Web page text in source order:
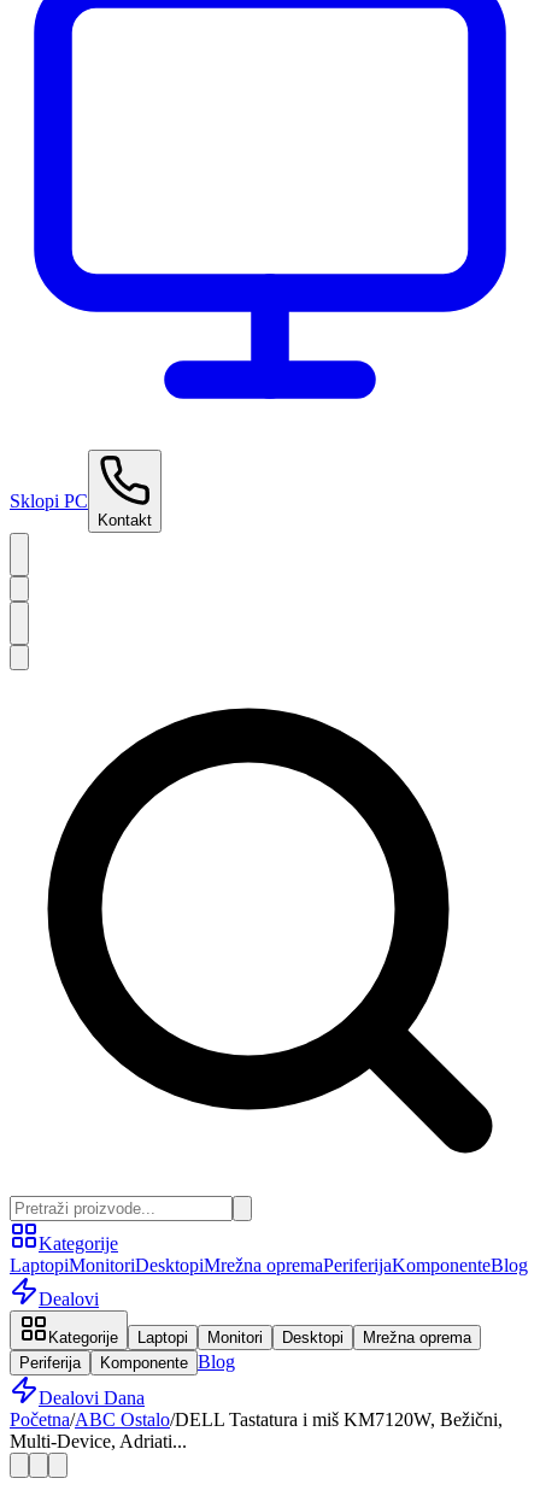
Sklopi PC
Kontakt
Kategorije
LaptopiMonitoriDesktopiMrežna opremaPeriferijaKomponenteBlog
Dealovi
Kategorije Laptopi Monitori Desktopi
Mrežna oprema
Periferija
Komponente Blog
Dealovi Dana
Početna/ABC Ostalo/DELL Tastatura i miš KM7120W, Bežični,
Multi-Device, Adriati...